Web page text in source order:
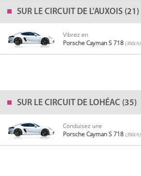
SUR LE CIRCUIT DE L'AUXOIS (21)
Vibrez en
Porsche Cayman S 718 (350ch)
SUR LE CIRCUIT DE LOHÉAC (35)
Conduisez une
Porsche Cayman S 718 (350ch)